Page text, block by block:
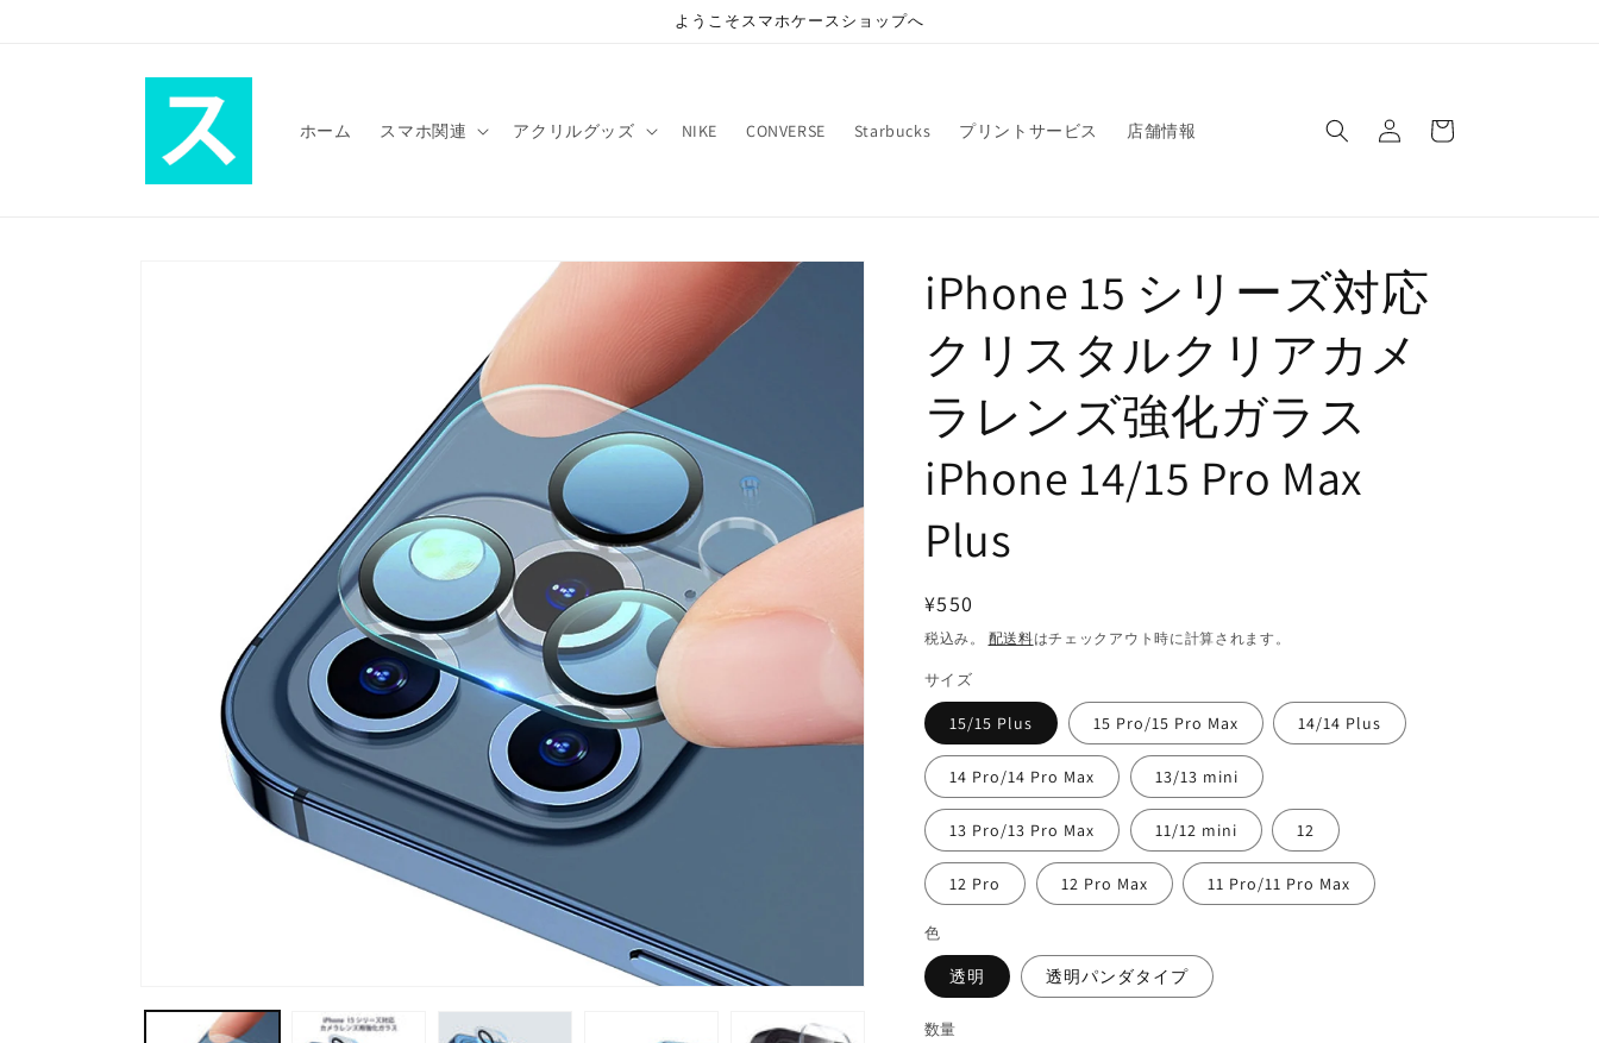
ようこそスマホケースショップへ
ホーム スマホ関連 アクリルグッズ NIKE CONVERSE Starbucks プリントサービス 店舗情報
イ
ー
ー
iPhone 15 シリーズ対応
クリスタルクリアカメ
ラレンズ強化ガラス
iPhone 14/15 Pro Max
Plus
通
常
価
格
¥550
税込み。 配送料はチェックアウト時に計算されます。
サイズ
15/15 Plus 15 Pro/15 Pro Max 14/14 Plus
14 Pro/14 Pro Max 13/13 mini
13 Pro/13 Pro Max 11/12 mini 12
12 Pro 12 Pro Max 11 Pro/11 Pro Max
色
透明 透明パンダタイプ
数量